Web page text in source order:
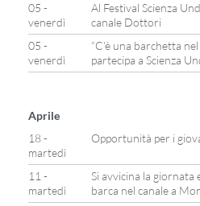
05 -
venerdì
Al Festival Scienza
canale Dottori
05 -
venerdì
“C’è una barchetta
partecipa a Scienza
Aprile
18 -
martedì
Opportunità per i
11 -
martedì
Si avvicina la giornata
barca nel canale a